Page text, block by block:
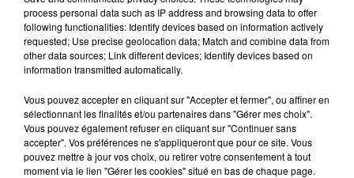
08/05/26 À 19H00
Ecoutez sur Totem l'information dans le Cantal,
le pays de Brioude et Issoire avec les reportages
de nos journalistes sur le terrain.
process personal data such as IP address and browsing data to offer
following functionalities: Identify devices based on information actively
requested; Use precise geolocation data; Match and combine data from
other data sources; Link different devices; Identify devices based on
information transmitted automatically.
Vous pouvez accepter en cliquant sur "Accepter et fermer", ou affiner en
sélectionnant les finalités et/ou partenaires dans "Gérer mes choix".
Vous pouvez également refuser en cliquant sur "Continuer sans
accepter". Vos préférences ne s'appliqueront que pour ce site. Vous
pouvez mettre à jour vos choix, ou retirer votre consentement à tout
moment via le lien "Gérer les cookies" situé en bas de chaque page.